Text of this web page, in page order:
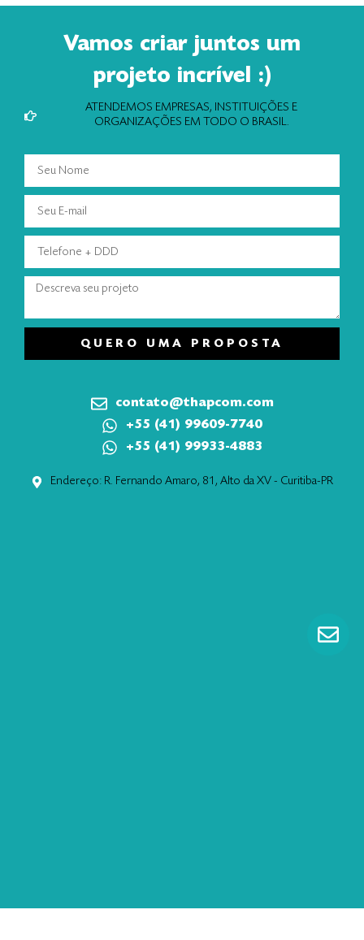
Vamos criar juntos um
projeto incrível :)
ATENDEMOS EMPRESAS, INSTITUIÇÕES E
ORGANIZAÇÕES EM TODO O BRASIL.
QUERO UMA PROPOSTA
contato@thapcom.com
+55 (41) 99609-7740
+55 (41) 99933-4883
Endereço: R. Fernando Amaro, 81, Alto da XV - Curitiba-PR